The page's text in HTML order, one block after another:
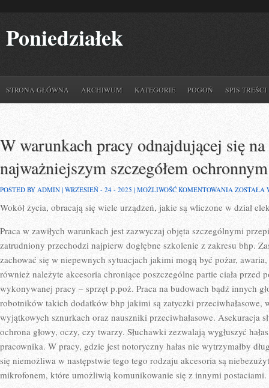
Poniedziałek
STRONA GŁÓWNA ARCHIWUM KATEGORIE POGOŃ SPIS TREŚCI
W warunkach pracy odnajdującej się
najważniejszym szczegółem
POSTED BY ADMIN | WRZESIEŃ - 24 - 2025 | MOŻLIWOŚĆ KOMENTOWANIA W
PRACY
NA
JEST
KASK
ZOSTAŁA
Wokół życia, obracają się wiele urządzeń, jakie są wliczone w dział
Praca w zawiłych warunkach jest zazwyczaj objęta szczególnymi
zatrudniony przechodzi najpierw dogłębne szkolenie z zakresu bhp.
zachować się w niepewnych sytuacjach jakimi mogą być pożar,
również należyte akcesoria chroniące poszczególne partie ciała przed
wykonywanej pracy – sprzęt p.poż. Praca na budowach bądź innych
robotników takich dodatków bhp jakimi są zatyczki przeciwhałasowe,
wyjątkowych sznurkach oraz nauszniki przeciwhałasowe. Asekuracja
ochrona głowy, oczy, czy twarzy. Słuchawki zezwalają wygłuszyć
pracownika. W pracy, gdzie jest notoryczny hałas nie wytrzymałby
się niemożliwa w następstwie tego tego rodzaju akcesoria są
mikrofonem, które umożliwią komunikowanie się z innymi postaciami.